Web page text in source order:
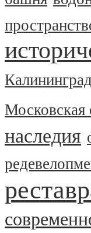
Калининград
Московская
наследия